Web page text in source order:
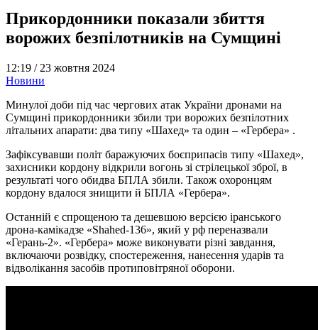
Прикордонники показали збиття
ворожих безпілотників на Сумщині
12:19 / 23 жовтня 2024
Новини
Минулої доби під час чергових атак України дронами на
Сумщині прикордонники збили три ворожих безпілотних
літальних апарати: два типу «Шахед» та один – «Гербера» .
Зафіксувавши політ баражуючих боєприпасів типу «Шахед»,
захисники кордону відкрили вогонь зі стрілецької зброї, в
результаті чого обидва БПЛА збили. Також охоронцям
кордону вдалося знищити й БПЛА «Гербера».
Останній є спрощеною та дешевшою версією іранського
дрона-камікадзе «Shahed-136», який у рф переназвали
«Герань-2». «Гербера» може виконувати різні завдання,
включаючи розвідку, спостереження, нанесення ударів та
відволікання засобів протиповітряної оборони.